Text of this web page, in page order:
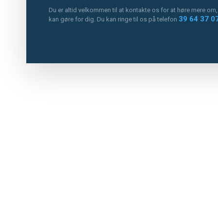
Du er altid velkommen til at kontakte os for at høre mere om,
kan gøre for dig. Du kan ringe til os på telefon 39 64 37